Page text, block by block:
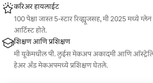
करिअर हायलाईट
100 पेक्षा जास्त 5-स्टार रिव्ह्यूजसह, मी 2025 मध्ये
आर्टिस्ट होते.
शिक्षण आणि प्रशिक्षण
मी यूकेमधील पी. लुईस मेकअप अकादमी आणि
हेअर अँड मेकअपमध्ये प्रशिक्षण घेतले.